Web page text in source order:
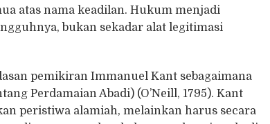
atas nama keadilan. Hukum menjadi
bukan sekadar alat legitimasi
pemikiran Immanuel Kant sebagaimana
Perdamaian Abadi) (O’Neill, 1795). Kant
peristiwa alamiah, melainkan harus secara